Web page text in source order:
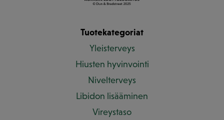
Tuotekategoriat
Yleisterveys
Hiusten hyvinvointi
Nivelterveys
Libidon lisääminen
Vireystaso